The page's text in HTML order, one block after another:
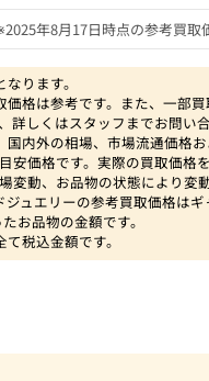
年8月17日時点の参考買取
ります。
価格は参考です。また、一部
詳しくはスタッフまでお問い
国内外の相場、市場流通価格
安価格です。実際の買取価格
変動、お品物の状態により変動
ュエリーの参考買取価格は
お品物の金額です。
税込金額です。